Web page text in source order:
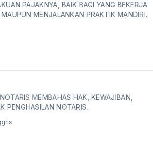
PAJAKNYA, BAIK BAGI YANG BEKERJA
MENJALANKAN PRAKTIK MANDIRI.
MEMBAHAS HAK, KEWAJIBAN,
PENGHASILAN NOTARIS.